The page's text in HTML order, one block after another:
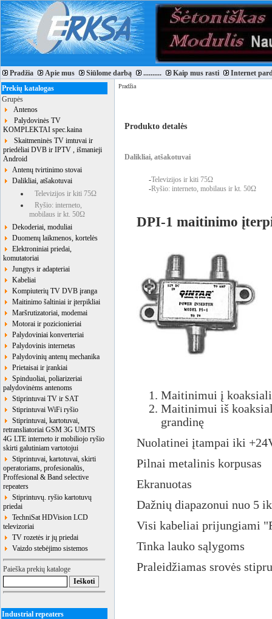
Pradžia Apie mus Siūlome darbą .......... Kaip mus rasti
Internet
Prekių katalogas
Grupės
Antenos
Palydovinės TV
KOMPLEKTAI spec.kaina
Skaitmeninės TV imtuvai ir
priedėliai DVB ir IPTV , išmanieji
Android
Antenų tvirtinimo stovai
Dalikliai, atšakotuvai
Televizijos ir kiti 75Ω
Ryšio: interneto,
mobilaus ir kt. 50Ω
Dekoderiai, moduliai
Duomenų laikmenos, kortelės
Elektroniniai priedai,
komutatoriai
Jungtys ir adapteriai
Kabeliai
Kompiuterių TV DVB įranga
Maitinimo šaltiniai ir įterpikliai
Maršrutizatoriai, modemai
Motorai ir pozicionieriai
Palydoviniai konverteriai
Palydovinis internetas
Palydovinių antenų mechanika
Prietaisai ir įrankiai
Spinduoliai, poliarizeriai
palydovinėms antenoms
Stiprintuvai TV ir SAT
Stiprintuvai WiFi ryšio
Stiprintuvai, kartotuvai,
retransliatoriai GSM 3G UMTS
4G LTE interneto ir mobiliojo ryšio
skirti galutiniam vartotojui
Stiprintuvai, kartotuvai, skirti
operatoriams, profesionalūs,
Proffesional & Band selective
repeaters
Stiprintuvų. ryšio kartotuvų
priedai
TechniSat HDVision LCD
televizoriai
TV rozetės ir jų priedai
Vaizdo stebėjimo sistemos
Paieška prekių kataloge
Industrial repeaters
Pradžia
Produkto detalės
Dalikliai, atšakotuvai
-Televizijos ir kiti 75Ω
-Ryšio: interneto, mobilaus ir kt. 50Ω
DPI-1 maitinimo
Maitinimui į
Maitinimui iš
grandinę
Nuolatinei įtampai iki
Pilnai metalinis korpusas
Ekranuotas
Dažnių diapazonui nuo 5
Visi kabeliai prijungiami
Tinka lauko sąlygoms
Praleidžiamas srovės